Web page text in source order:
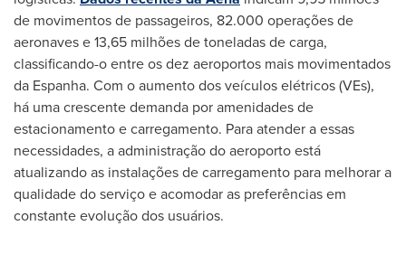
de movimentos de passageiros, 82.000 operações de
aeronaves e 13,65 milhões de toneladas de carga,
classificando-o entre os dez aeroportos mais movimentados
da Espanha. Com o aumento dos veículos elétricos (VEs),
há uma crescente demanda por amenidades de
estacionamento e carregamento. Para atender a essas
necessidades, a administração do aeroporto está
atualizando as instalações de carregamento para melhorar a
qualidade do serviço e acomodar as preferências em
constante evolução dos usuários.